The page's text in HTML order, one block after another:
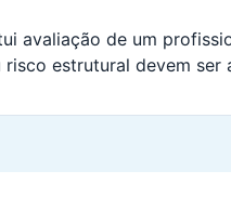
avaliação de um
estrutural devem